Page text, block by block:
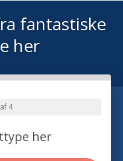
fantastiske
her
4
her